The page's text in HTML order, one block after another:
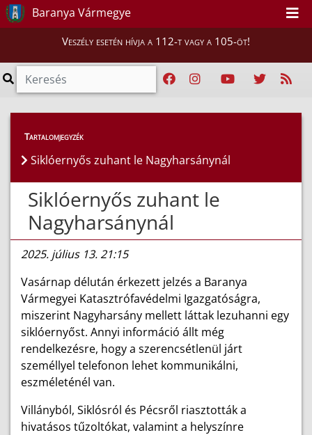
Baranya Vármegye
Veszély esetén hívja a 112-t vagy a 105-öt!
Híreink > Hírek
Tartalomjegyzék
Siklóernyős zuhant le Nagyharsánynál
Siklóernyős zuhant le
Nagyharsánynál
2025. július 13. 21:15
Vasárnap délután érkezett jelzés a Baranya
Vármegyei Katasztrófavédelmi Igazgatóságra,
miszerint Nagyharsány mellett láttak lezuhanni egy
siklóernyőst. Annyi információ állt még
rendelkezésre, hogy a szerencsétlenül járt
személlyel telefonon lehet kommunikálni,
eszméleténél van.
Villányból, Siklósról és Pécsről riasztották a
hivatásos tűzoltókat, valamint a helyszínre